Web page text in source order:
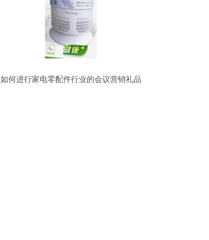
如何进行家电零配件行业的会议营销礼品